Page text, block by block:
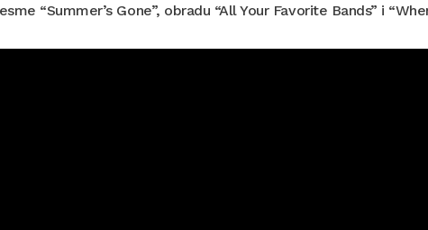
“Summer’s Gone”, obradu “All Your Favorite Bands” i